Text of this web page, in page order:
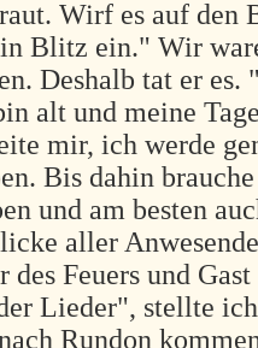
Wirf es auf den
Blitz ein." Wir
Deshalb tat er es.
alt und meine
mir, ich werde
Bis dahin
und am besten
aller
Feuers und
Lieder", stellte
Rundon